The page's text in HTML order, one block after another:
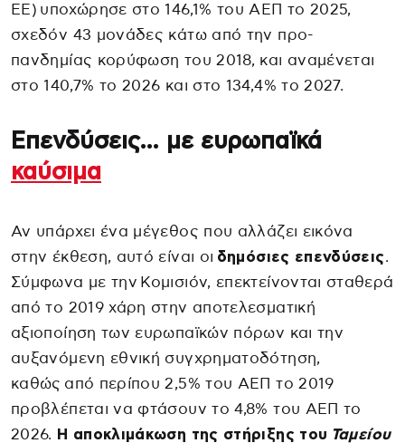
ΕΕ) υποχώρησε στο 146,1% του ΑΕΠ το 2025,
σχεδόν 43 μονάδες κάτω από την προ-
πανδημίας κορύφωση του 2018, και αναμένεται
στο 140,7% το 2026 και στο 134,4% το 2027.
Επενδύσεις… με ευρωπαϊκά
καύσιμα
Αν υπάρχει ένα μέγεθος που αλλάζει εικόνα
στην έκθεση, αυτό είναι οι δημόσιες επενδύσεις.
Σύμφωνα με την Κομισιόν, επεκτείνονται σταθερά
από το 2019 χάρη στην αποτελεσματική
αξιοποίηση των ευρωπαϊκών πόρων και την
αυξανόμενη εθνική συγχρηματοδότηση,
καθώς από περίπου 2,5% του ΑΕΠ το 2019
προβλέπεται να φτάσουν το 4,8% του ΑΕΠ το
2026. Η αποκλιμάκωση της στήριξης του Ταμείου